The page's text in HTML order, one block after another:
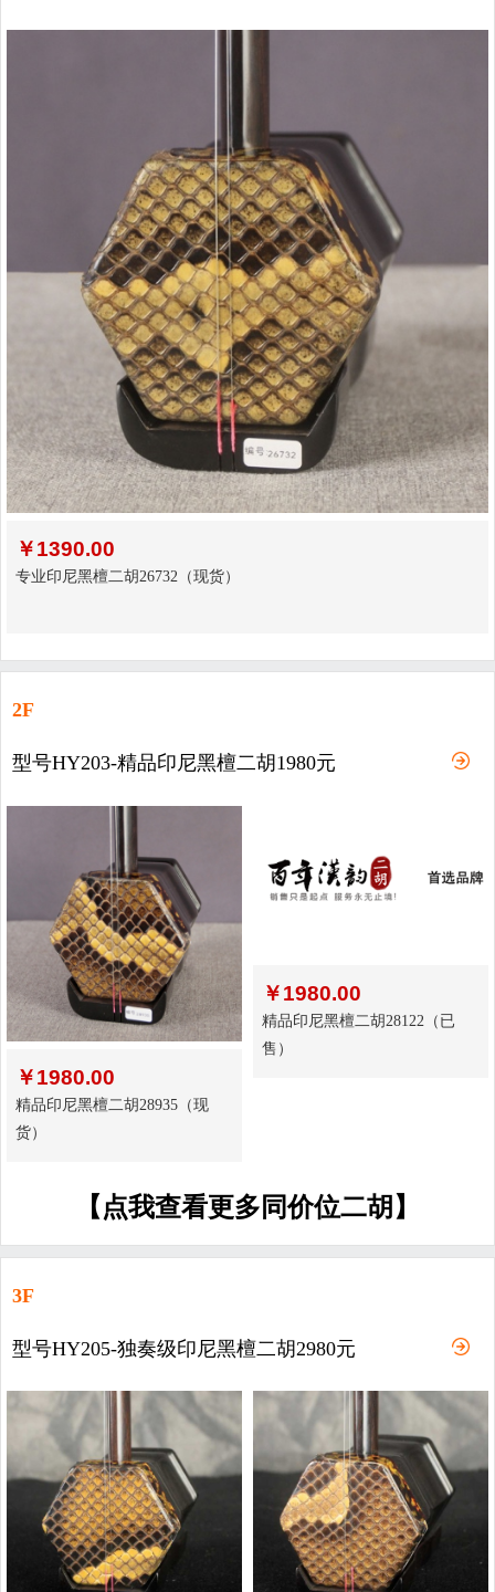
￥1390.00
专业印尼黑檀二胡26732（现货）
2F
型号HY203-精品印尼黑檀二胡1980元
￥1980.00
精品印尼黑檀二胡28935（现
货）
￥1980.00
精品印尼黑檀二胡28122（已
售）
【点我查看更多同价位二胡】
3F
型号HY205-独奏级印尼黑檀二胡2980元